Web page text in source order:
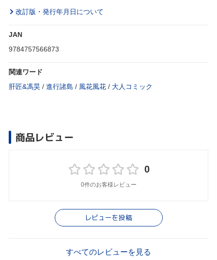
改訂版・発行年月日について
JAN
9784757566873
関連ワード
肝匠&馮昊 / 進行諸島 / 風花風花 / 大人コミック
商品レビュー
0
0件のお客様レビュー
レビューを投稿
すべてのレビューを見る